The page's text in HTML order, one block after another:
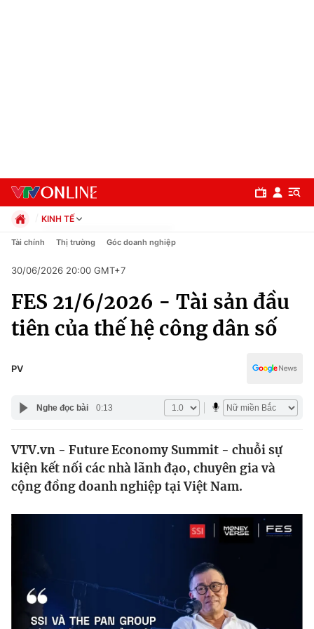
Chuyên mục
Chính trị
Pháp luật
Thế giới
Tin tức
Thế giới đó đây
Kinh tế
Góc doanh nghiệp
Truyền hình
KINH TẾ
Chính trị
Pháp luật
Kinh tế
Thể thao
Truyền hình
Công nghệ
Tài chính Thị trường Góc doanh nghiệp
30/06/2026 20:00 GMT+7
FES 21/6/2026 - Tài sản đầu
tiên của thế hệ công dân số
PV
Nghe đọc bài 0:13
VTV.vn - Future Economy Summit - chuỗi sự
kiện kết nối các nhà lãnh đạo, chuyên gia và
cộng đồng doanh nghiệp tại Việt Nam.